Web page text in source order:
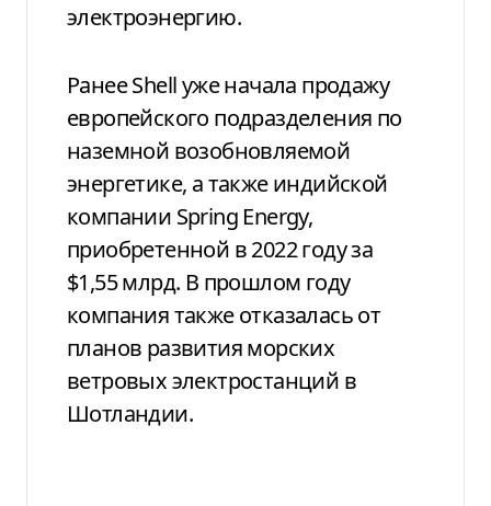
электроэнергию.
Ранее Shell уже начала продажу
европейского подразделения по
наземной возобновляемой
энергетике, а также индийской
компании Spring Energy,
приобретенной в 2022 году за
$1,55 млрд. В прошлом году
компания также отказалась от
планов развития морских
ветровых электростанций в
Шотландии.